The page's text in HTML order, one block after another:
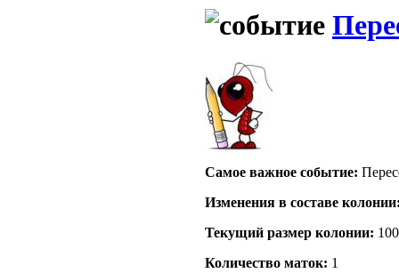
Самое важное событие:
Изменения в составе
Текущий размер кoлонии: 100
Количество маток: 1